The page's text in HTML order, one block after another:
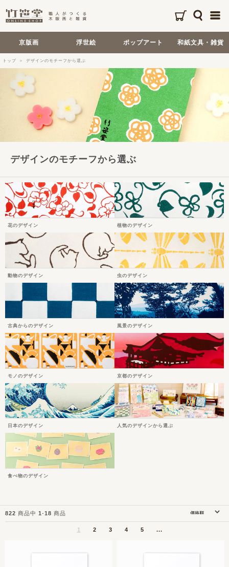
京版画 浮世絵 ポップアート 和紙文具・雑貨
トップ デザインのモチーフから選ぶ
デザインのモチーフから選ぶ
花のデザイン 植物のデザイン
動物のデザイン 虫のデザイン
古典からのデザイン 風景のデザイン
モノのデザイン 京都のデザイン
日本のデザイン 人気のデザインから選ぶ
食べ物のデザイン
822 商品中 1-18 商品
1 2 3 4 5 ...